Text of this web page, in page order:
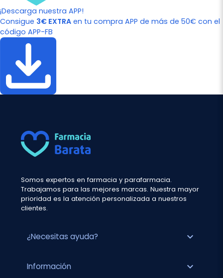
¡Descarga nuestra APP!
Consigue 3€ EXTRA en tu compra APP de más de 50€ con el
código APP-FB
Somos expertos en farmacia y parafarmacia.
Trabajamos para las mejores marcas. Nuestra mayor
prioridad es la atención personalizada a nuestros
clientes.
¿Necesitas ayuda? expand_more
Información expand_more